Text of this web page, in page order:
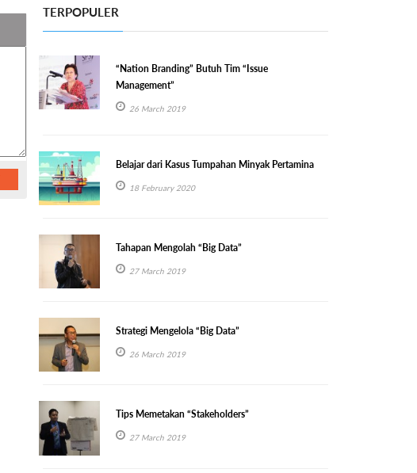
TERPOPULER
“Nation Branding” Butuh Tim “Issue
Management”
26 March 2019
Belajar dari Kasus Tumpahan Minyak Pertamina
18 February 2020
Tahapan Mengolah “Big Data”
27 March 2019
Strategi Mengelola “Big Data”
26 March 2019
Tips Memetakan “Stakeholders”
27 March 2019